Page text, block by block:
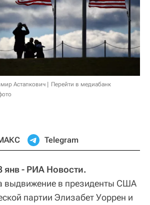
Астапкович
Перейти в медиабанк
Telegram
- РИА Новости.
выдвижение в президенты США
партии Элизабет Уоррен и